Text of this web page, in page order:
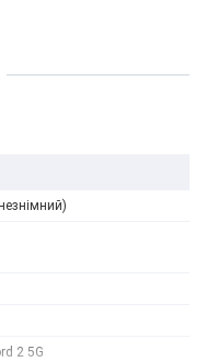
2 5G